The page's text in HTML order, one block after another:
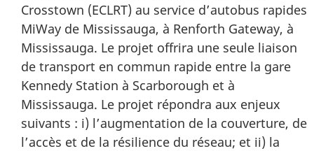
Crosstown (ECLRT) au service d’autobus rapides
MiWay de Mississauga, à Renforth Gateway, à
Mississauga. Le projet offrira une seule liaison
de transport en commun rapide entre la gare
Kennedy Station à Scarborough et à
Mississauga. Le projet répondra aux enjeux
suivants : i) l’augmentation de la couverture, de
l’accès et de la résilience du réseau; et ii) la